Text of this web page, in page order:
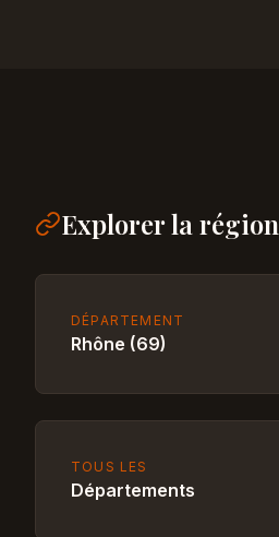
Explorer la région
DÉPARTEMENT
Rhône (69)
TOUS LES
Départements